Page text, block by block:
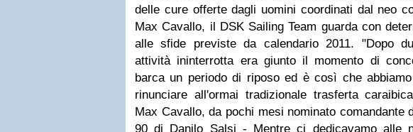
delle cure offerte dagli uomini coordinati dal neo
Max Cavallo, il DSK Sailing Team guarda con
alle sfide previste da calendario 2011. "Dopo
attività ininterrotta era giunto il momento di
barca un periodo di riposo ed è così che
rinunciare all'ormai tradizionale trasferta
Max Cavallo, da pochi mesi nominato comandante
90 di Danilo Salsi - Mentre ci dedicavamo alle